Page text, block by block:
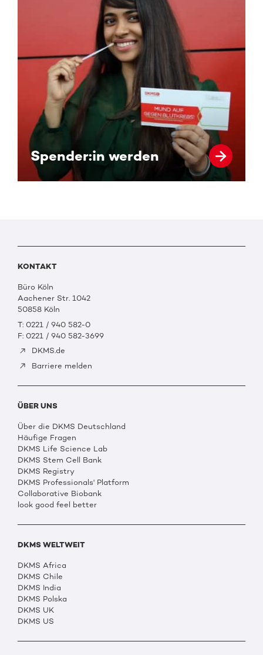
Spender:in werden
KONTAKT
Büro Köln
Aachener Str. 1042
50858 Köln
T: 0221 / 940 582-0
F: 0221 / 940 582-3699
DKMS.de
Barriere melden
ÜBER UNS
Über die DKMS Deutschland
Häufige Fragen
DKMS Life Science Lab
DKMS Stem Cell Bank
DKMS Registry
DKMS Professionals' Platform
Collaborative Biobank
look good feel better
DKMS WELTWEIT
DKMS Africa
DKMS Chile
DKMS India
DKMS Polska
DKMS UK
DKMS US